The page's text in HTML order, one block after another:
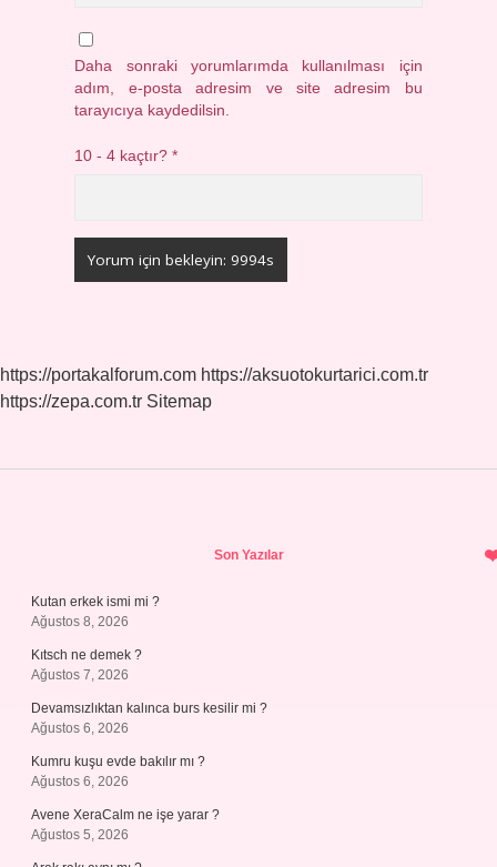
Daha sonraki yorumlarımda kullanılması için
adım, e-posta adresim ve site adresim bu
tarayıcıya kaydedilsin.
10 - 4 kaçtır?*
https://portakalforum.com https://aksuotokurtarici.com.tr
https://zepa.com.tr Sitemap
Son Yazılar
Kutan erkek ismi mi ?
Ağustos 8, 2026
Kıtsch ne demek ?
Ağustos 7, 2026
Devamsızlıktan kalınca burs kesilir mi ?
Ağustos 6, 2026
Kumru kuşu evde bakılır mı ?
Ağustos 6, 2026
Avene XeraCalm ne işe yarar ?
Ağustos 5, 2026